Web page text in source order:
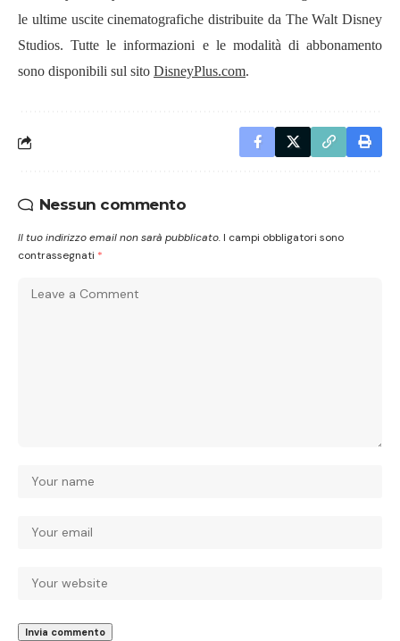
le ultime uscite cinematografiche distribuite da The Walt Disney
Studios. Tutte le informazioni e le modalità di abbonamento
sono disponibili sul sito DisneyPlus.com.
Nessun commento
Il tuo indirizzo email non sarà pubblicato. I campi obbligatori sono
contrassegnati *